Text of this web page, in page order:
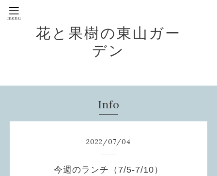
花と果樹の東山ガー
デン
Info
2022/07/04
今週のランチ（7/5-7/10）